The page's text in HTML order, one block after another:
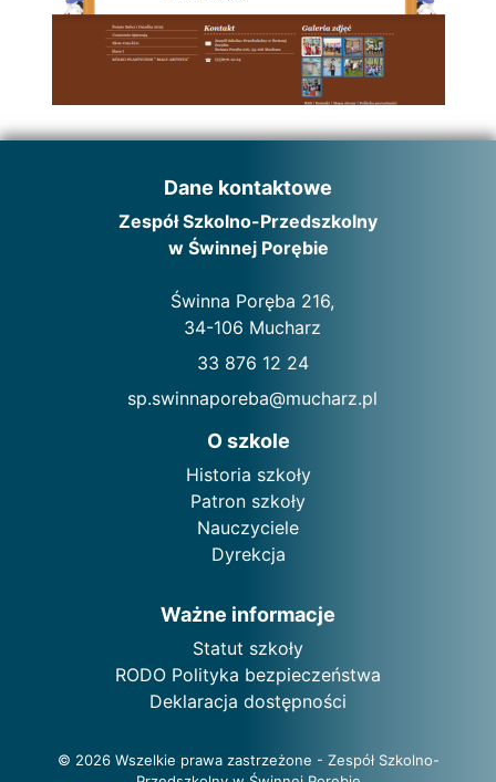
Dane kontaktowe
Zespół Szkolno-Przedszkolny
w Świnnej Porębie
Świnna Poręba 216,
34-106 Mucharz
33 876 12 24
sp.swinnaporeba@mucharz.pl
O szkole
Historia szkoły
Patron szkoły
Nauczyciele
Dyrekcja
Ważne informacje
Statut szkoły
RODO Polityka bezpieczeństwa
Deklaracja dostępności
© 2026 Wszelkie prawa zastrzeżone - Zespół Szkolno-